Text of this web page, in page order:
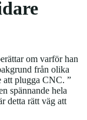
om varför han
från olika
att plugga CNC. ”
spännande hela
detta rätt väg att